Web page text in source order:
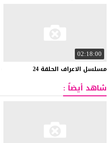
02:18:00
مسلسل الاعراف الحلقة 24
شاهد أيضاً :